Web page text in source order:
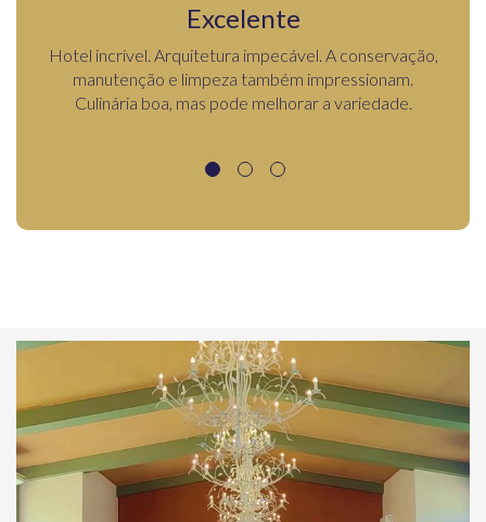
Excelente
Hotel incrível. Arquitetura impecável. A conservação,
manutenção e limpeza também impressionam.
Culinária boa, mas pode melhorar a variedade.